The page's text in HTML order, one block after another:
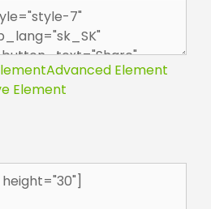
Advanced Element
Element